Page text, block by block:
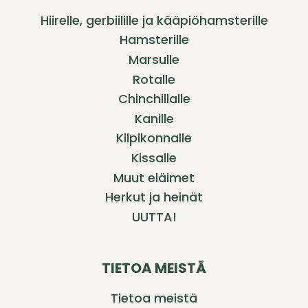
Hiirelle, gerbiilille ja kääpiöhamsterille
Hamsterille
Marsulle
Rotalle
Chinchillalle
Kanille
Kilpikonnalle
Kissalle
Muut eläimet
Herkut ja heinät
UUTTA!
TIETOA MEISTÄ
Tietoa meistä